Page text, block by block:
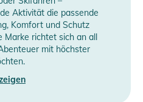
und Warnungen
Aktivität die passende
Komfort und Schutz
Marke richtet sich an all
mit höchster